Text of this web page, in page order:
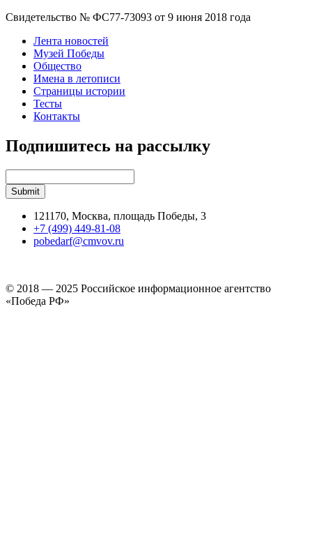
Свидетельство № ФС77-73093 от 9 июня 2018 года
Лента новостей
Музей Победы
Общество
Имена в летописи
Страницы истории
Тесты
Контакты
Подпишитесь на рассылку
121170, Москва, площадь Победы, 3
+7 (499) 449-81-08
pobedarf@cmvov.ru
© 2018 — 2025 Российское информационное агентство
«Победа РФ»